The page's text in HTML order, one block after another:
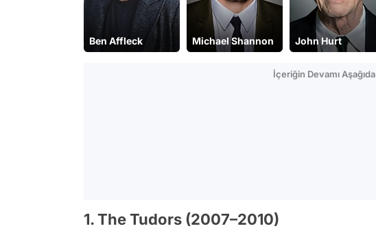
Ben Affleck Michael Shannon John Hurt
İçeriğin Devamı Aşağıda
1. The Tudors (2007–2010)